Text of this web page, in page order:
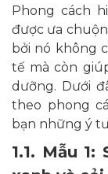
Phong cách
được ưa
bởi nó không
tế mà còn
dưỡng. Dưới
theo phong
bạn những ý
1.1. Mẫu